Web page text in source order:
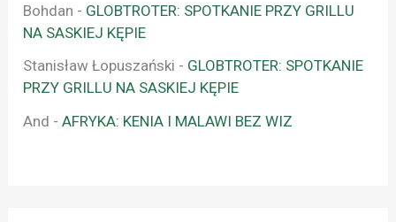
Bohdan - GLOBTROTER: SPOTKANIE PRZY GRILLU
NA SASKIEJ KĘPIE
Stanisław Łopuszański - GLOBTROTER: SPOTKANIE
PRZY GRILLU NA SASKIEJ KĘPIE
And -AFRYKA: KENIA I MALAWI BEZ WIZ